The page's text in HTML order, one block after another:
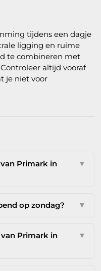
tijdens een dagje
ligging en ruime
te combineren met
altijd vooraf
je niet voor
Primark in
▼
op zondag? ▼
Primark in
▼